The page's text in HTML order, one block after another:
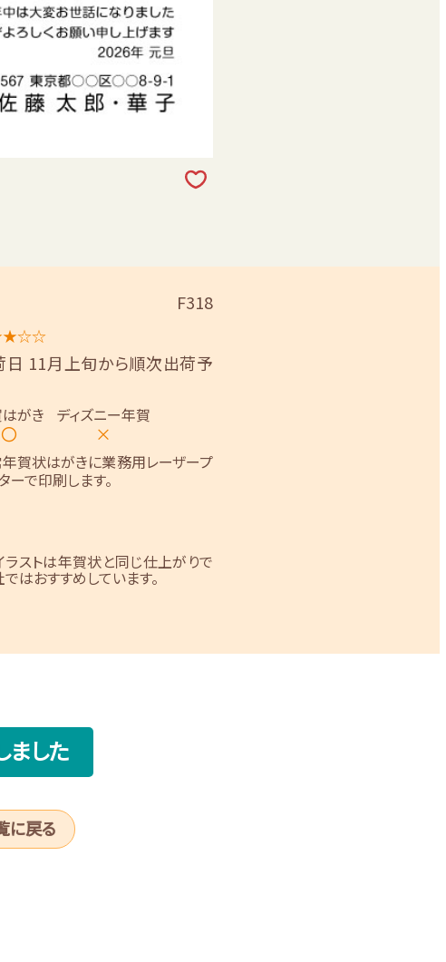
F318
日 11月上旬から順次出荷予
がき
〇
ディズニー年賀
×
賀状はがきに業務用レーザープ
ーで印刷します。
ストは年賀状と同じ仕上がりで
はおすすめしています。
ました
に戻る